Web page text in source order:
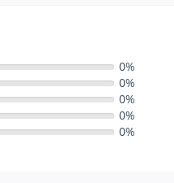
0%
0%
0%
0%
0%